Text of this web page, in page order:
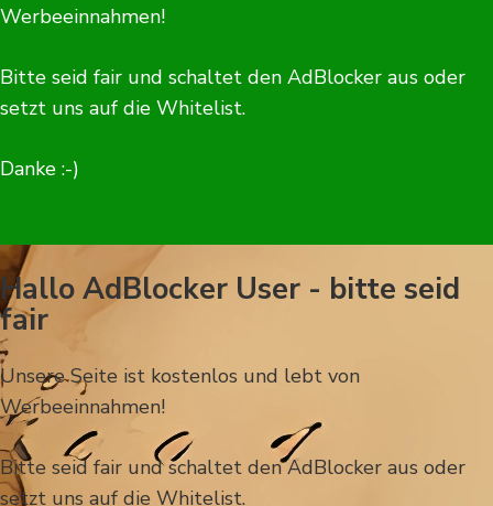
Werbeeinnahmen!
Bitte seid fair und schaltet den AdBlocker aus oder
setzt uns auf die Whitelist.
Danke :-)
Hallo AdBlocker User - bitte seid
fair
Unsere Seite ist kostenlos und lebt von
Werbeeinnahmen!
Bitte seid fair und schaltet den AdBlocker aus oder
setzt uns auf die Whitelist.